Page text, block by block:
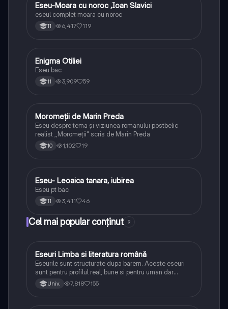
Limba și literatura română
Eseu-Moara cu noroc ,Ioan Slavici
eseul complet moara cu noroc
11 6,417 119
Limba și literatura română
Enigma Otiliei
Eseu bac
11 3,909 59
Limba și literatura română
Moromeții de Marin Preda
Eseu despre tema și viziunea romanului postbelic
realist ,,Moromeții" scris de Marin Preda
10 1,102 19
Limba și literatura română
Eseu- Leoaica tanara, iubirea
Eseu pt bac
11 3,411 46
Cel mai popular conținut 9
Limba și literatura română
Eseuri Limba si literatura română
Eseurile sunt structurate dupa barem. Aceste eseuri
sunt pentru profilul real, bune si pentru uman dar
lipsesc relatiile dintre personaje si caracrerizarile.
Univ. 7,818 155